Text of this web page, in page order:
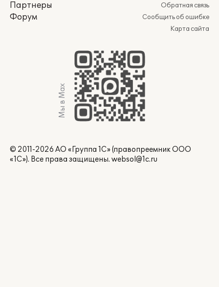
Партнеры
Форум
Обратная связь
Сообщить об ошибке
Карта сайта
Мы в Max
© 2011-2026 АО «Группа 1С» (правопреемник ООО
«1С»). Все права защищены. websol@1c.ru